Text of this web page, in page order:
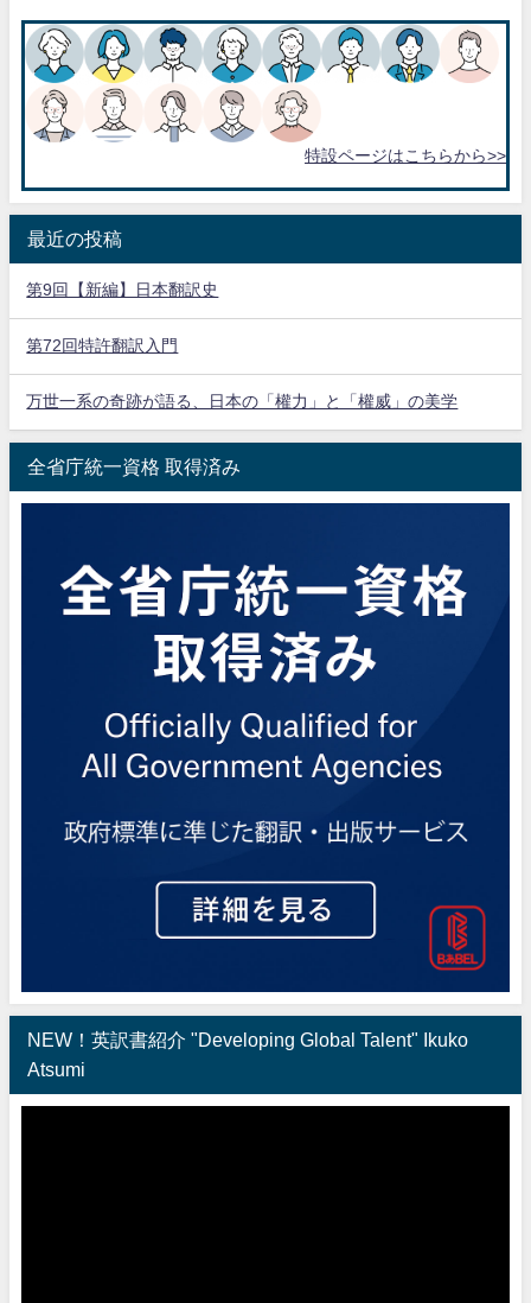
特設ページはこちらから>>
最近の投稿
第9回【新編】日本翻訳史
第72回特許翻訳入門
万世一系の奇跡が語る、日本の「權力」と「權威」の美学
全省庁統一資格 取得済み
NEW！英訳書紹介 "Developing Global Talent" Ikuko
Atsumi